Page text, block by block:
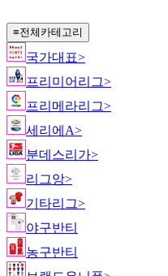
≡전체카테고리
국가대표>
프리미어리그>
프리메라리그>
세리에A>
분데스리가>
리그앙>
기타리그>
야구반티
농구반티